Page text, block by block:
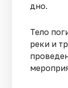
дно.
Тело
реки и